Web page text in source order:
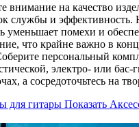
внимание на качество
службы и эффективность.
уменьшает помехи и
что крайне важно в
персональный
электро- или
а сосредоточьтесь на
для гитары Показать